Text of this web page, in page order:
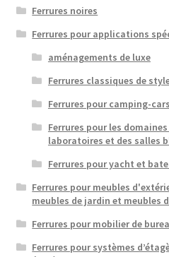
Ferrures noires
Ferrures pour applications
aménagements de luxe
Ferrures classiques de
Ferrures pour camping-
Ferrures pour les
laboratoires et des salles
Ferrures pour yacht et
Ferrures pour meubles
meubles de jardin et meubles
Ferrures pour mobilier de
Ferrures pour systèmes